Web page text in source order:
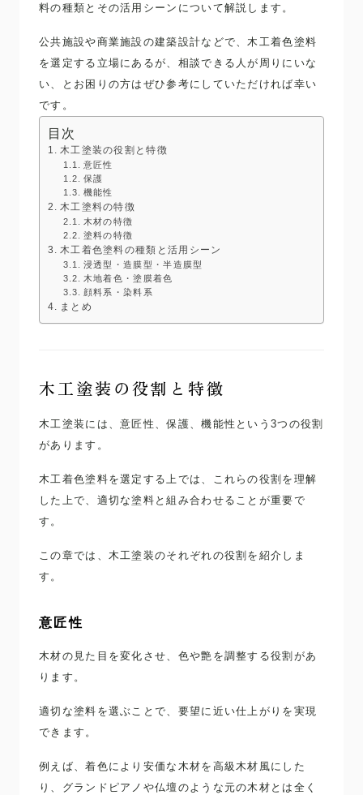
料の種類とその活用シーンについて解説します。
公共施設や商業施設の建築設計などで、木工着色塗料
を選定する立場にあるが、相談できる人が周りにいな
い、とお困りの方はぜひ参考にしていただければ幸い
です。
目次
木工塗装の役割と特徴
意匠性
保護
機能性
木工塗料の特徴
木材の特徴
塗料の特徴
木工着色塗料の種類と活用シーン
浸透型・造膜型・半造膜型
木地着色・塗膜着色
顔料系・染料系
まとめ
木工塗装の役割と特徴
木工塗装には、意匠性、保護、機能性という3つの役割
があります。
木工着色塗料を選定する上では、これらの役割を理解
した上で、適切な塗料と組み合わせることが重要で
す。
この章では、木工塗装のそれぞれの役割を紹介しま
す。
意匠性
木材の見た目を変化させ、色や艶を調整する役割があ
ります。
適切な塗料を選ぶことで、要望に近い仕上がりを実現
できます。
例えば、着色により安価な木材を高級木材風にした
り、グランドピアノや仏壇のような元の木材とは全く